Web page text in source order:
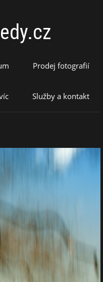
Prodej fotografií
Služby a kontakt